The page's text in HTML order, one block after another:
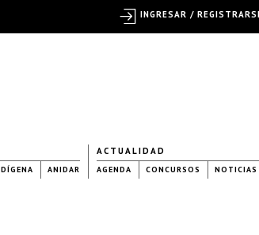
ANIDAR
ACTUALIDAD
AGENDA CONCURSOS NOTICIAS
INGRESAR /